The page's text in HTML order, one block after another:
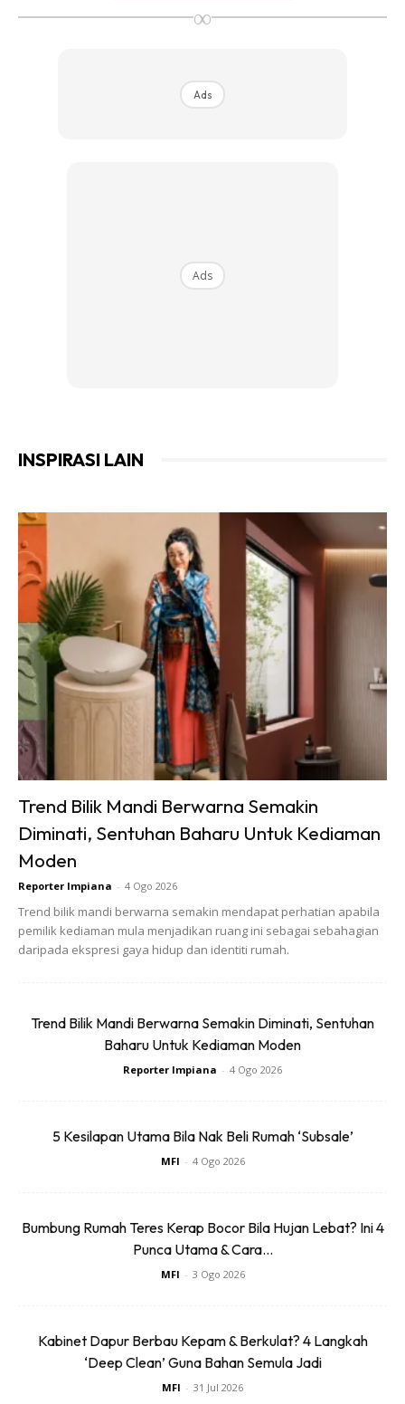
Pokok Beracun : Contohnya pokok Dieffenbachia
(Dumb Cane), Philodendron dan Pothos yang boleh
menyebabkan keracunan jika dimakan oleh kanak-
kanak atau haiwan peliharaan.
: Kaktus besar atau pokok berduri lain
∞
Ads
Ads
INSPIRASI LAIN
Trend Bilik Mandi Berwarna Semakin
Diminati, Sentuhan Baharu Untuk Kediaman
Moden
Reporter Impiana - 4 Ogo 2026
Trend bilik mandi berwarna semakin mendapat perhatian apabila
pemilik kediaman mula menjadikan ruang ini sebagai sebahagian
daripada ekspresi gaya hidup dan identiti rumah.
Trend Bilik Mandi Berwarna Semakin Diminati, Sentuhan
Baharu Untuk Kediaman Moden
Reporter Impiana - 4 Ogo 2026
5 Kesilapan Utama Bila Nak Beli Rumah ‘Subsale’
MFI - 4 Ogo 2026
Bumbung Rumah Teres Kerap Bocor Bila Hujan Lebat? Ini 4
Punca Utama & Cara...
MFI - 3 Ogo 2026
Kabinet Dapur Berbau Kepam & Berkulat? 4 Langkah
‘Deep Clean’ Guna Bahan Semula Jadi
MFI - 31 Jul 2026